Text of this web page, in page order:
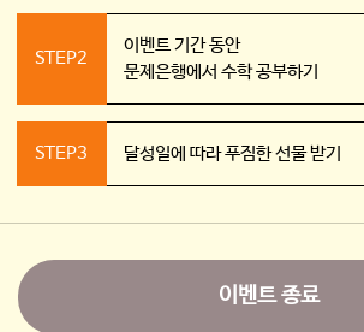
STEP2
이벤트 기간 동안
문제은행에서 수학 공부하기
STEP3 달성일에 따라 푸짐한 선물 받기
이벤트 종료